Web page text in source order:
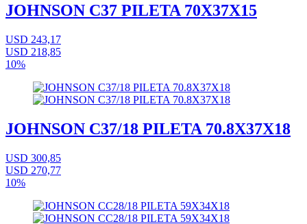
JOHNSON C37 PILETA 70X37X15
USD 243,17
USD 218,85
10%
JOHNSON C37/18 PILETA 70.8X37X18
USD 300,85
USD 270,77
10%